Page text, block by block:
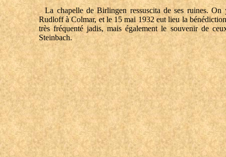
La chapelle de Birlingen ressuscita de ses ruines. On
Rudloff à Colmar, et le 15 mai 1932 eut lieu la
très fréquenté jadis, mais également le souvenir de
Steinbach.
P.